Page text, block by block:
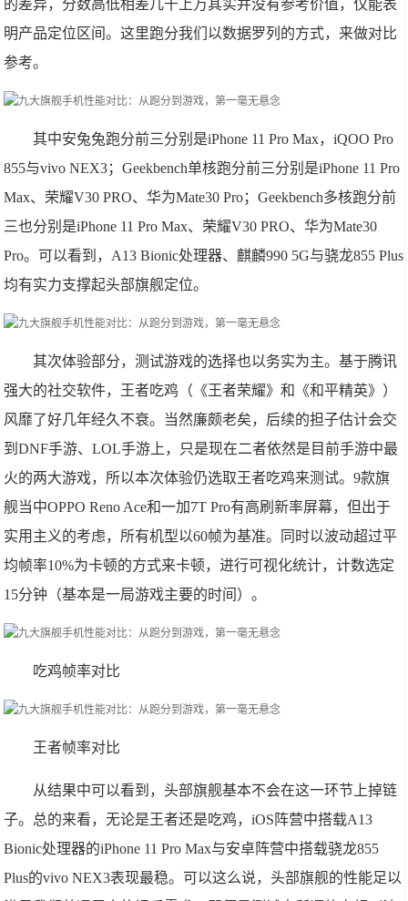
的差异，分数高低相差几千上万其实并没有参考价值，仅能表
明产品定位区间。这里跑分我们以数据罗列的方式，来做对比
参考。
其中安兔兔跑分前三分别是iPhone 11 Pro Max，iQOO Pro
855与vivo NEX3；Geekbench单核跑分前三分别是iPhone 11 Pro
Max、荣耀V30 PRO、华为Mate30 Pro；Geekbench多核跑分前
三也分别是iPhone 11 Pro Max、荣耀V30 PRO、华为Mate30
Pro。可以看到，A13 Bionic处理器、麒麟990 5G与骁龙855 Plus
均有实力支撑起头部旗舰定位。
其次体验部分，测试游戏的选择也以务实为主。基于腾讯
强大的社交软件，王者吃鸡（《王者荣耀》和《和平精英》）
风靡了好几年经久不衰。当然廉颇老矣，后续的担子估计会交
到DNF手游、LOL手游上，只是现在二者依然是目前手游中最
火的两大游戏，所以本次体验仍选取王者吃鸡来测试。9款旗
舰当中OPPO Reno Ace和一加7T Pro有高刷新率屏幕，但出于
实用主义的考虑，所有机型以60帧为基准。同时以波动超过平
均帧率10%为卡顿的方式来卡顿，进行可视化统计，计数选定
15分钟（基本是一局游戏主要的时间）。
吃鸡帧率对比
王者帧率对比
从结果中可以看到，头部旗舰基本不会在这一环节上掉链
子。总的来看，无论是王者还是吃鸡，iOS阵营中搭载A13
Bionic处理器的iPhone 11 Pro Max与安卓阵营中搭载骁龙855
Plus的vivo NEX3表现最稳。可以这么说，头部旗舰的性能足以